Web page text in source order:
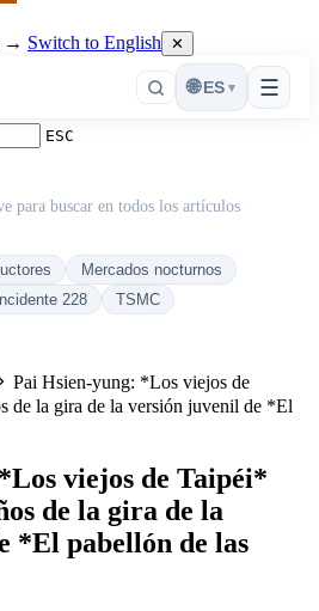
→ Switch to English ✕
☰
🌐 ES ▾
ESC
para buscar en todos los artículos
Mercados nocturnos
Incidente 228
TSMC
Pai Hsien-yung: *Los viejos de
de la gira de la versión juvenil de *El
viejos de Taipéi*
de la gira de la
*El pabellón de las